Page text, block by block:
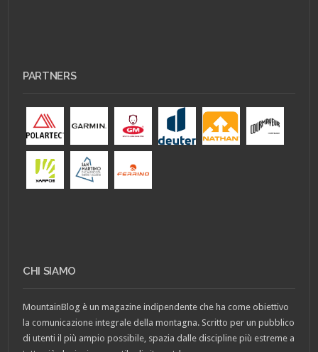
PARTNERS
CHI SIAMO
MountainBlog è un magazine indipendente che ha come obiettivo
la comunicazione integrale della montagna. Scritto per un pubblico
di utenti il più ampio possibile, spazia dalle discipline più estreme a